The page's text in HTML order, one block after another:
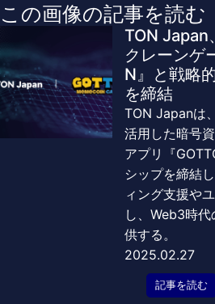
この画像の記事を読む
TON Japan
クレーンゲ
N』と戦略
を締結
TON Japanは
活用した暗号
アプリ『
シップを締結
ィング支援や
し、Web3時
供する。
2025.02.27
記事を読む